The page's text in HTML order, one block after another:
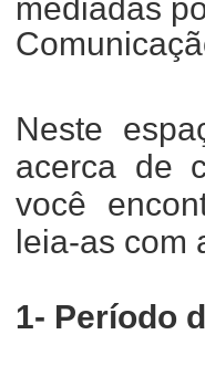
mediadas
Neste
acerca de
você
leia-as com
1- Período